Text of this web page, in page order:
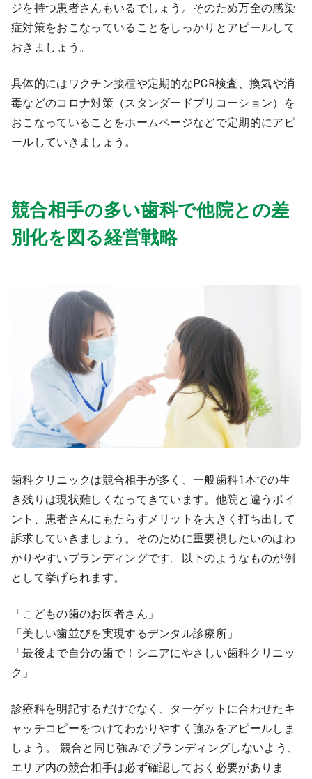
ジを持つ患者さんもいるでしょう。そのため万全の感染
症対策をおこなっていることをしっかりとアピールして
おきましょう。
具体的にはワクチン接種や定期的なPCR検査、換気や消
毒などのコロナ対策（スタンダードプリコーション）を
おこなっていることをホームページなどで定期的にアピ
ールしていきましょう。
競合相手の多い歯科で他院との差
別化を図る経営戦略
歯科クリニックは競合相手が多く、一般歯科1本での生
き残りは現状難しくなってきています。他院と違うポイ
ント、患者さんにもたらすメリットを大きく打ち出して
訴求していきましょう。そのために重要視したいのはわ
かりやすいブランディングです。以下のようなものが例
として挙げられます。
「こどもの歯のお医者さん」
「美しい歯並びを実現するデンタル診療所」
「最後まで自分の歯で！シニアにやさしい歯科クリニッ
ク」
診療科を明記するだけでなく、ターゲットに合わせたキ
ャッチコピーをつけてわかりやすく強みをアピールしま
しょう。 競合と同じ強みでブランディングしないよう、
エリア内の競合相手は必ず確認しておく必要がありま